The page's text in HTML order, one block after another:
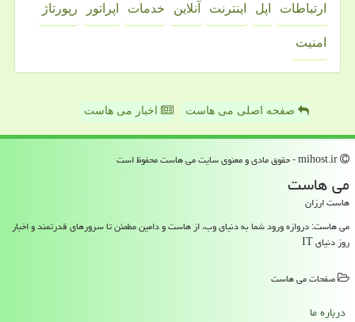
ارتباطات اپل اینترنت آنلاین خدمات اپراتور رپورتاژ
امنیت
صفحه اصلی می هاست اخبار می هاست
می هاست
هاست ارزان
می هاست: دروازه ورود شما به دنیای وب، از هاست و دامین مطمئن تا سرورهای قدرتمند و اخبار
روز دنیای IT
صفحات می هاست
درباره ما